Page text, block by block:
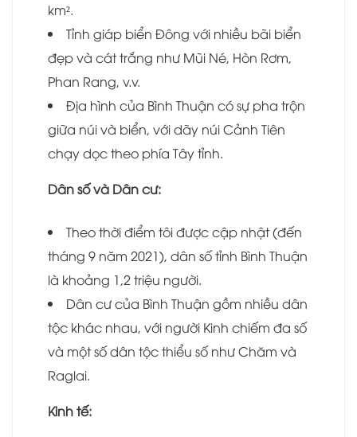
km².
Tỉnh giáp biển Đông với nhiều bãi biển
đẹp và cát trắng như Mũi Né, Hòn Rơm,
Phan Rang, v.v.
Địa hình của Bình Thuận có sự pha trộn
giữa núi và biển, với dãy núi Cảnh Tiên
chạy dọc theo phía Tây tỉnh.
Dân số và Dân cư:
Theo thời điểm tôi được cập nhật (đến
tháng 9 năm 2021), dân số tỉnh Bình Thuận
là khoảng 1,2 triệu người.
Dân cư của Bình Thuận gồm nhiều dân
tộc khác nhau, với người Kinh chiếm đa số
và một số dân tộc thiểu số như Chăm và
Raglai.
Kinh tế: